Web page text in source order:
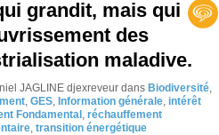
grandit, mais qui
des
maladive.
JAGLINE djexreveur dans Biodiversité,
, GES, Information générale, intérêt
Fondamental , réchauffement
, transition énergétique